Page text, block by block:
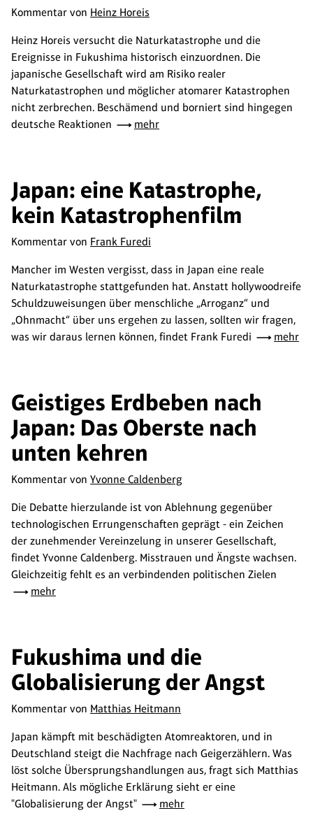
Kommentar von Heinz Horeis
Heinz Horeis versucht die Naturkatastrophe und die
Ereignisse in Fukushima historisch einzuordnen. Die
japanische Gesellschaft wird am Risiko realer
Naturkatastrophen und möglicher atomarer Katastrophen
nicht zerbrechen. Beschämend und borniert sind hingegen
deutsche Reaktionen
mehr
Japan: eine Katastrophe,
kein Katastrophenfilm
Kommentar von Frank Furedi
Mancher im Westen vergisst, dass in Japan eine reale
Naturkatastrophe stattgefunden hat. Anstatt hollywoodreife
Schuldzuweisungen über menschliche „Arroganz“ und
„Ohnmacht“ über uns ergehen zu lassen, sollten wir fragen,
was wir daraus lernen können, findet Frank Furedi
mehr
Geistiges Erdbeben nach
Japan: Das Oberste nach
unten kehren
Kommentar von Yvonne Caldenberg
Die Debatte hierzulande ist von Ablehnung gegenüber
technologischen Errungenschaften geprägt - ein Zeichen
der zunehmender Vereinzelung in unserer Gesellschaft,
findet Yvonne Caldenberg. Misstrauen und Ängste wachsen.
Gleichzeitig fehlt es an verbindenden politischen Zielen
mehr
Fukushima und die
Globalisierung der Angst
Kommentar von Matthias Heitmann
Japan kämpft mit beschädigten Atomreaktoren, und in
Deutschland steigt die Nachfrage nach Geigerzählern. Was
löst solche Übersprungshandlungen aus, fragt sich Matthias
Heitmann. Als mögliche Erklärung sieht er eine
"Globalisierung der Angst"
mehr